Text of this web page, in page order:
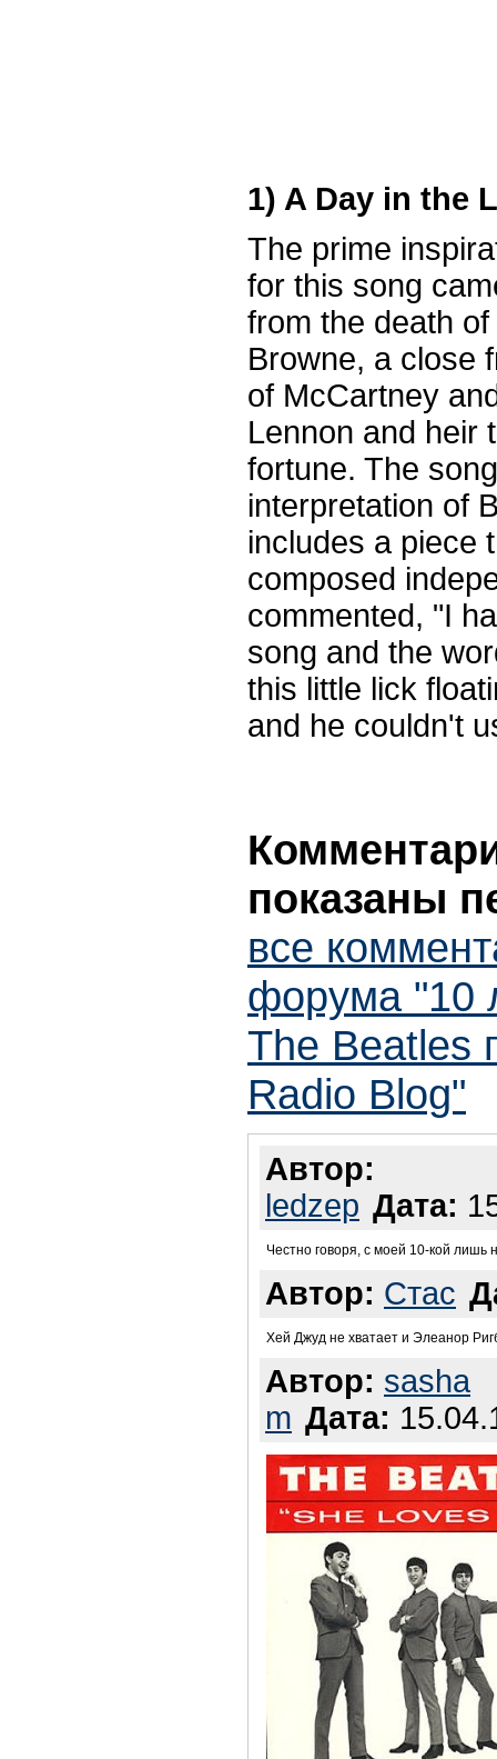
1) A Day in the
The prime
for this song
from the death of
Browne, a close
of McCartney
Lennon and heir
fortune. The
interpretation of
includes a piece
composed
commented, "I
song and the
this little lick
and he couldn't
показаны
все
форума "10
The Beatles
Radio Blog"
Автор:
ledzep Дата:
Честно говоря, с моей 10-кой лишь
Автор: Стас
Хей Джуд не хватает и Элеанор
Автор: sasha
m Дата: